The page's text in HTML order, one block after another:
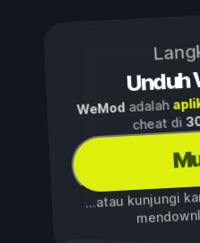
Unduh
WeModadalah
cheat di
...atau kunjungi